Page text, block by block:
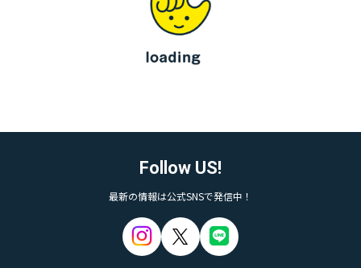
Follow US!
最新の情報は公式SNSで発信中！